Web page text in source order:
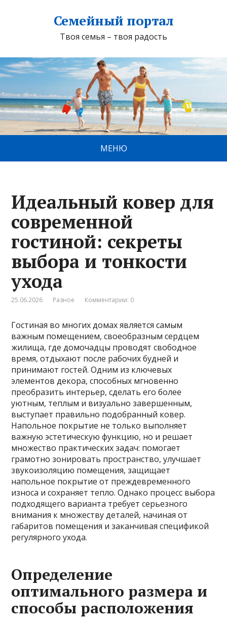
Семейный портал
Твоя семья – твоя радость
МЕНЮ
Идеальный ковер для
современной
гостиной: секреты
выбора и тонкости
ухода
25.06.2026 Разное Комментарии: 0
Гостиная во многих домах является самым
важным помещением, своеобразным сердцем
жилища, где домочадцы проводят свободное
время, отдыхают после рабочих будней и
принимают гостей. Одним из ключевых
элементов декора, способных мгновенно
преобразить интерьер, сделать его более
уютным, теплым и визуально завершенным,
выступает правильно подобранный ковер.
Напольное покрытие не только выполняет
важную эстетическую функцию, но и решает
множество практических задач: помогает
грамотно зонировать пространство, улучшает
звукоизоляцию помещения, защищает
напольное покрытие от преждевременного
износа и сохраняет тепло. Однако процесс выбора
подходящего варианта требует серьезного
внимания к множеству деталей, начиная от
габаритов помещения и заканчивая спецификой
регулярного ухода.
Определение
оптимального размера и
способы расположения